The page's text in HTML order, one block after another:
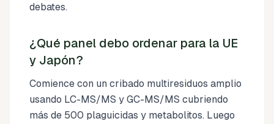
debates.
¿Qué panel debo ordenar para la UE
y Japón?
Comience con un cribado multiresiduos amplio
usando LC-MS/MS y GC-MS/MS cubriendo
más de 500 plaguicidas y metabolitos. Luego